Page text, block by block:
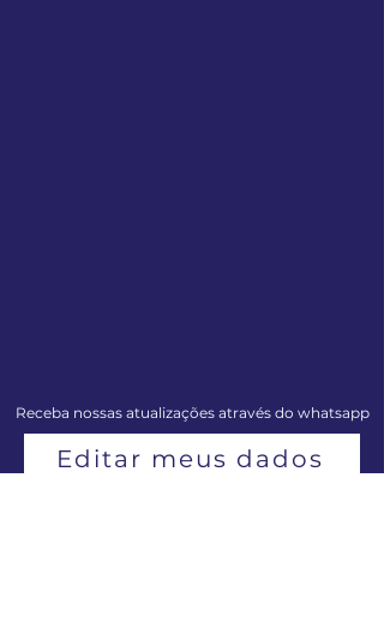
Receba nossas atualizações através do whatsapp
Editar meus dados